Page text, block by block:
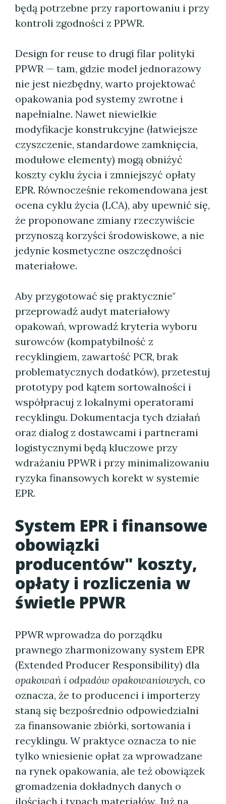
będą potrzebne przy raportowaniu i przy
kontroli zgodności z PPWR.
Design for reuse to drugi filar polityki
PPWR — tam, gdzie model jednorazowy
nie jest niezbędny, warto projektować
opakowania pod systemy zwrotne i
napełnialne. Nawet niewielkie
modyfikacje konstrukcyjne (łatwiejsze
czyszczenie, standardowe zamknięcia,
modułowe elementy) mogą obniżyć
koszty cyklu życia i zmniejszyć opłaty
EPR. Równocześnie rekomendowana jest
ocena cyklu życia (LCA), aby upewnić się,
że proponowane zmiany rzeczywiście
przynoszą korzyści środowiskowe, a nie
jedynie kosmetyczne oszczędności
materiałowe.
Aby przygotować się praktycznie"
przeprowadź audyt materiałowy
opakowań, wprowadź kryteria wyboru
surowców (kompatybilność z
recyklingiem, zawartość PCR, brak
problematycznych dodatków), przetestuj
prototypy pod kątem sortowalności i
współpracuj z lokalnymi operatorami
recyklingu. Dokumentacja tych działań
oraz dialog z dostawcami i partnerami
logistycznymi będą kluczowe przy
wdrażaniu PPWR i przy minimalizowaniu
ryzyka finansowych korekt w systemie
EPR.
System EPR i finansowe
obowiązki
producentów" koszty,
opłaty i rozliczenia w
świetle PPWR
PPWR wprowadza do porządku
prawnego zharmonizowany system EPR
(Extended Producer Responsibility) dla
opakowań i odpadów opakowaniowych, co
oznacza, że to producenci i importerzy
staną się bezpośrednio odpowiedzialni
za finansowanie zbiórki, sortowania i
recyklingu. W praktyce oznacza to nie
tylko wniesienie opłat za wprowadzane
na rynek opakowania, ale też obowiązek
gromadzenia dokładnych danych o
ilościach i typach materiałów. Już na